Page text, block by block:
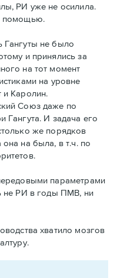
РИ уже не осилила.
помощью.
Гангуты не было
и принялись за
на тот момент
на уровне
и Каролин.
Союз даже по
Гангута. И задача его
же порядков
на была, в т.ч. по
параметрами
не РИ в годы ПМВ, ни
хватило мозгов